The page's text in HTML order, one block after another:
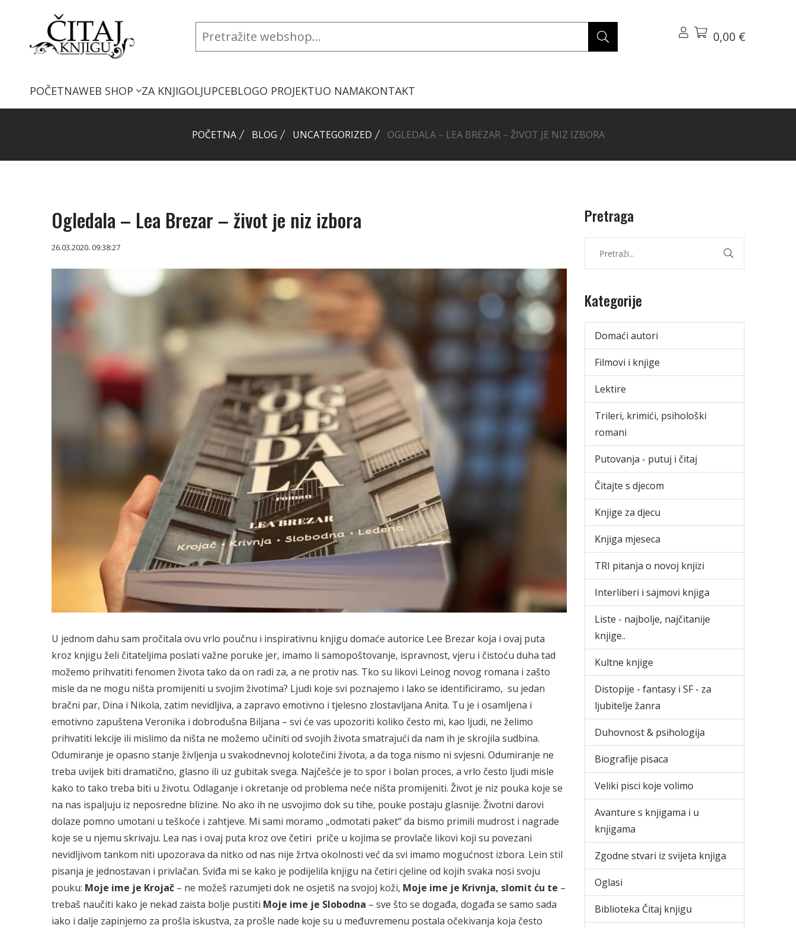
0,00 €
POČETNAWEB SHOP ZA KNJIGOLJUPCEBLOGO PROJEKTUO NAMAKONTAKT
POČETNA BLOG UNCATEGORIZED OGLEDALA – LEA BREZAR – ŽIVOT JE NIZ IZBORA
Ogledala – Lea Brezar – život je niz izbora
26.03.2020. 09:38:27
U jednom dahu sam pročitala ovu vrlo poučnu i inspirativnu knjigu domaće autorice Lee Brezar koja i ovaj puta
kroz knjigu želi čitateljima poslati važne poruke jer, imamo li samopoštovanje, ispravnost, vjeru i čistoću duha tad
možemo prihvatiti fenomen života tako da on radi za, a ne protiv nas. Tko su likovi Leinog novog romana i zašto
misle da ne mogu ništa promijeniti u svojim životima? Ljudi koje svi poznajemo i lako se identificiramo, su jedan
bračni par, Dina i Nikola, zatim nevidljiva, a zapravo emotivno i tjelesno zlostavljana Anita. Tu je i osamljena i
emotivno zapuštena Veronika i dobrodušna Biljana – svi će vas upozoriti koliko često mi, kao ljudi, ne želimo
prihvatiti lekcije ili mislimo da ništa ne možemo učiniti od svojih života smatrajući da nam ih je skrojila sudbina.
Odumiranje je opasno stanje življenja u svakodnevnoj kolotečini života, a da toga nismo ni svjesni. Odumiranje ne
treba uvijek biti dramatično, glasno ili uz gubitak svega. Najčešće je to spor i bolan proces, a vrlo često ljudi misle
kako to tako treba biti u životu. Odlaganje i okretanje od problema neće ništa promijeniti. Život je niz pouka koje se
na nas ispaljuju iz neposredne blizine. No ako ih ne usvojimo dok su tihe, pouke postaju glasnije. Životni darovi
dolaze pomno umotani u teškoće i zahtjeve. Mi sami moramo „odmotati paket“ da bismo primili mudrost i nagrade
koje se u njemu skrivaju. Lea nas i ovaj puta kroz ove četiri priče u kojima se provlače likovi koji su povezani
nevidljivom tankom niti upozorava da nitko od nas nije žrtva okolnosti već da svi imamo mogućnost izbora. Lein stil
pisanja je jednostavan i privlačan. Sviđa mi se kako je podijelila knjigu na četiri cjeline od kojih svaka nosi svoju
pouku: Moje ime je Krojač – ne možeš razumjeti dok ne osjetiš na svojoj koži, Moje ime je Krivnja, slomit ću te –
trebaš naučiti kako je nekad zaista bolje pustiti Moje ime je Slobodna – sve što se događa, događa se samo sada
iako i dalje zapinjemo za prošla iskustva, za prošle nade koje su u međuvremenu postala očekivanja koja često
Pretraga
Kategorije
Domaći autori
Filmovi i knjige
Lektire
Trileri, krimići, psihološki
romani
Putovanja - putuj i čitaj
Čitajte s djecom
Knjige za djecu
Knjiga mjeseca
TRI pitanja o novoj knjizi
Interliberi i sajmovi knjiga
Liste - najbolje, najčitanije
knjige..
Kultne knjige
Distopije - fantasy i SF - za
ljubitelje žanra
Duhovnost & psihologija
Biografije pisaca
Veliki pisci koje volimo
Avanture s knjigama i u
knjigama
Zgodne stvari iz svijeta knjiga
Oglasi
Biblioteka Čitaj knjigu